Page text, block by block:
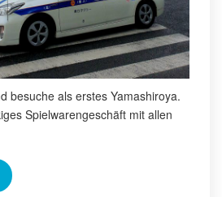
besuche als erstes Yamashiroya.
Spielwarengeschäft mit allen